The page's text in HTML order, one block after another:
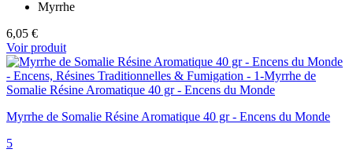
Myrrhe
6,05 €
Voir produit
Myrrhe de Somalie Résine Aromatique 40 gr - Encens du Monde
5